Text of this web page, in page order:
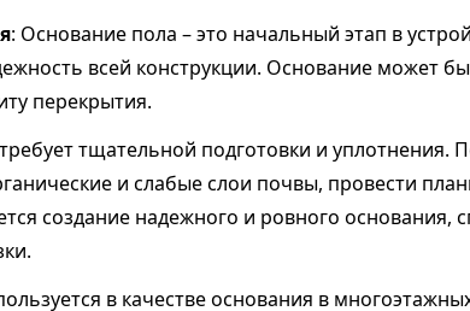
: Основание пола – это начальный этап в
всей конструкции. Основание может
перекрытия.
требует тщательной подготовки и уплотнения.
и слабые слои почвы, провести
создание надежного и ровного основания,
в качестве основания в